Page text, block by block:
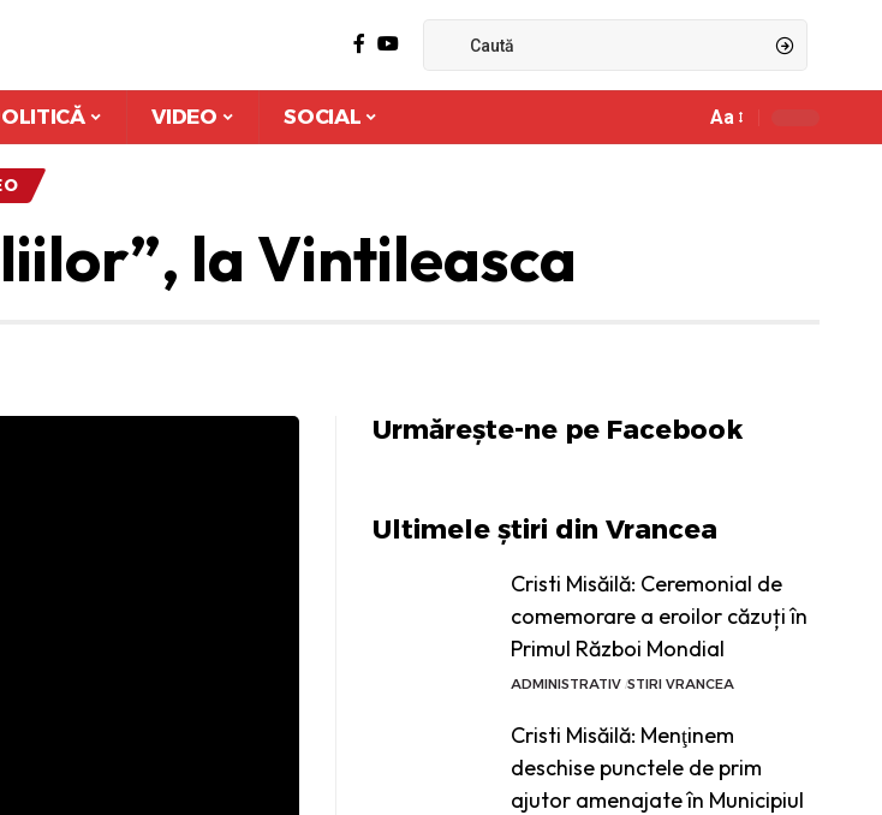
VIDEO SOCIAL
Ajustor
Aa
la Vintileasca
Urmărește-ne pe Facebook
Ultimele știri din Vrancea
Cristi Misăilă: Ceremonial de
comemorare a eroilor căzuți în
Primul Război Mondial
ADMINISTRATIV STIRI VRANCEA
Cristi Misăilă: Menţinem
deschise punctele de prim
ajutor amenajate în Municipiul